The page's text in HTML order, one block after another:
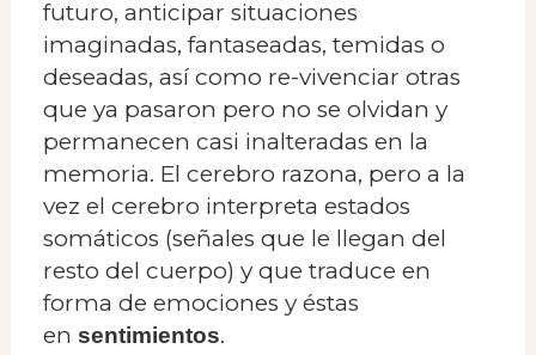
futuro, anticipar situaciones
imaginadas, fantaseadas, temidas o
deseadas, así como re-vivenciar otras
que ya pasaron pero no se olvidan y
permanecen casi inalteradas en la
memoria. El cerebro razona, pero a la
vez el cerebro interpreta estados
somáticos (señales que le llegan del
resto del cuerpo) y que traduce en
forma de emociones y éstas
ensentimientos.